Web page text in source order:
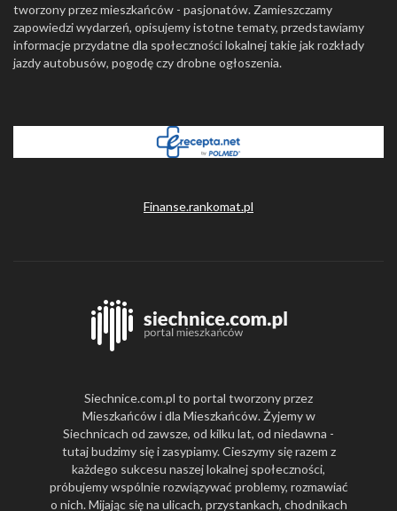
tworzony przez mieszkańców - pasjonatów. Zamieszczamy
zapowiedzi wydarzeń, opisujemy istotne tematy, przedstawiamy
informacje przydatne dla społeczności lokalnej takie jak rozkłady
jazdy autobusów, pogodę czy drobne ogłoszenia.
Finanse.rankomat.pl
Siechnice.com.pl to portal tworzony przez
Mieszkańców i dla Mieszkańców. Żyjemy w
Siechnicach od zawsze, od kilku lat, od niedawna -
tutaj budzimy się i zasypiamy. Cieszymy się razem z
każdego sukcesu naszej lokalnej społeczności,
próbujemy wspólnie rozwiązywać problemy, rozmawiać
o nich. Mijając się na ulicach, przystankach, chodnikach